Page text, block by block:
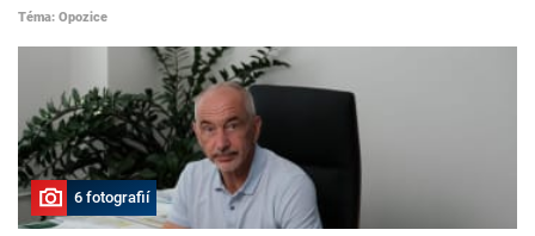
Téma: Opozice
6 fotografií